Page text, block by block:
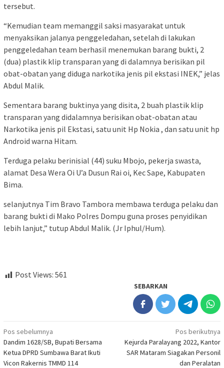
tersebut.
“Kemudian team memanggil saksi masyarakat untuk
menyaksikan jalanya penggeledahan, setelah di lakukan
penggeledahan team berhasil menemukan barang bukti, 2
(dua) plastik klip transparan yang di dalamnya berisikan pil
obat-obatan yang diduga narkotika jenis pil ekstasi INEK,” jelas
Abdul Malik.
Sementara barang buktinya yang disita, 2 buah plastik klip
transparan yang didalamnya berisikan obat-obatan atau
Narkotika jenis pil Ekstasi, satu unit Hp Nokia , dan satu unit hp
Android warna Hitam.
Terduga pelaku berinisial (44) suku Mbojo, pekerja swasta,
alamat Desa Wera Oi U’a Dusun Rai oi, Kec Sape, Kabupaten
Bima.
selanjutnya Tim Bravo Tambora membawa terduga pelaku dan
barang bukti di Mako Polres Dompu guna proses penyidikan
lebih lanjut,” tutup Abdul Malik. (Jr Iphul/Hum).
Post Views: 561
SEBARKAN
Navigasi
pos
Pos sebelumnya
Dandim 1628/SB, Bupati Bersama
Ketua DPRD Sumbawa Barat Ikuti
Vicon Rakernis TMMD 114
Pos berikutnya
Kejurda Paralayang 2022, Kantor
SAR Mataram Siagakan Personil
dan Peralatan